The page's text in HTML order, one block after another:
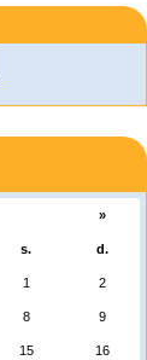
»
s. d.
1 2
8 9
15 16